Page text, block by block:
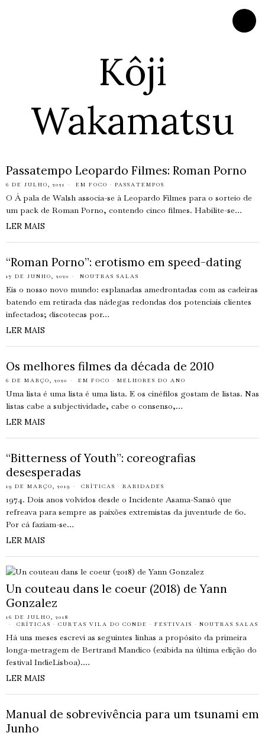
Kôji
Wakamatsu
Passatempo Leopardo Filmes: Roman Porno
6 DE JULHO, 2021 EM FOCO · PASSATEMPOS
O À pala de Walsh associa-se à Leopardo Filmes para o sorteio de
um pack de Roman Porno, contendo cinco filmes. Habilite-se…
LER MAIS
“Roman Porno”: erotismo em speed-dating
17 DE JUNHO, 2020 NOUTRAS SALAS
Eis o nosso novo mundo: esplanadas amedrontadas com as cadeiras
batendo em retirada das nádegas redondas dos potenciais clientes
infectados; discotecas por…
LER MAIS
Os melhores filmes da década de 2010
6 DE MARÇO, 2020 EM FOCO · MELHORES DO ANO
Uma lista é uma lista é uma lista. E os cinéfilos gostam de listas. Nas
listas cabe a subjectividade, cabe o consenso,…
LER MAIS
“Bitterness of Youth”: coreografias
desesperadas
19 DE MARÇO, 2019 CRÍTICAS · RARIDADES
1974. Dois anos volvidos desde o Incidente Asama-Sansô que
refreava para sempre as paixões extremistas da juventude de 60.
Por cá faziam-se…
LER MAIS
Un couteau dans le coeur (2018) de Yann
Gonzalez
16 DE JULHO, 2018
CRÍTICAS · CURTAS VILA DO CONDE · FESTIVAIS · NOUTRAS SALAS
Há uns meses escrevi as seguintes linhas a propósito da primeira
longa-metragem de Bertrand Mandico (exibida na última edição do
festival IndieLisboa).…
LER MAIS
Manual de sobrevivência para um tsunami em
Junho